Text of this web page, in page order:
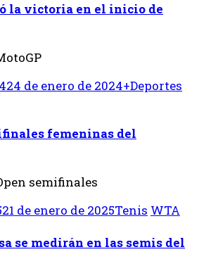
la victoria en el inicio de
24 de enero de 2024+Deportes
femeninas del
21 de enero de 2025Tenis WTA
se medirán en las semis del